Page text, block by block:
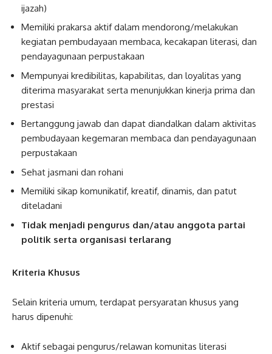
ijazah)
Memiliki prakarsa aktif dalam mendorong/melakukan
kegiatan pembudayaan membaca, kecakapan literasi, dan
pendayagunaan perpustakaan
Mempunyai kredibilitas, kapabilitas, dan loyalitas yang
diterima masyarakat serta menunjukkan kinerja prima dan
prestasi
Bertanggung jawab dan dapat diandalkan dalam aktivitas
pembudayaan kegemaran membaca dan pendayagunaan
perpustakaan
Sehat jasmani dan rohani
Memiliki sikap komunikatif, kreatif, dinamis, dan patut
diteladani
Tidak menjadi pengurus dan/atau anggota partai
politik serta organisasi terlarang
Kriteria Khusus
Selain kriteria umum, terdapat persyaratan khusus yang
harus dipenuhi:
Aktif sebagai pengurus/relawan komunitas literasi